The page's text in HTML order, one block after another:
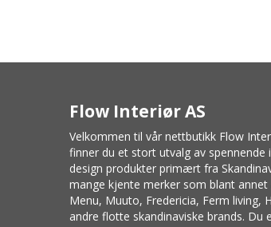
Flow Interiør AS
Velkommen til vår nettbutikk Flow
finner du et stort utvalg av
design produkter primært fra
mange kjente merker som blant annet
Menu, Muuto, Fredericia, Ferm living,
andre flotte skandinaviske brands. Du